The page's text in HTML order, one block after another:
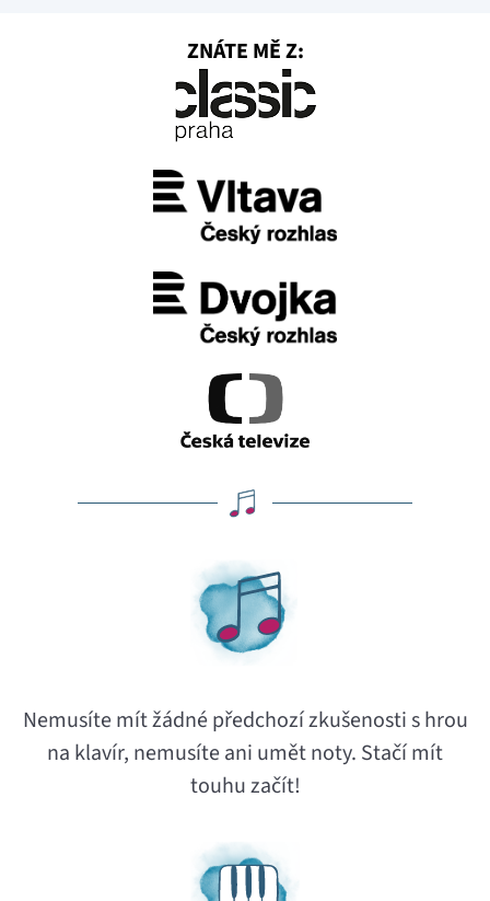
ZNÁTE MĚ Z:
Nemusíte mít žádné předchozí zkušenosti s hrou
na klavír, nemusíte ani umět noty. Stačí mít
touhu začít!